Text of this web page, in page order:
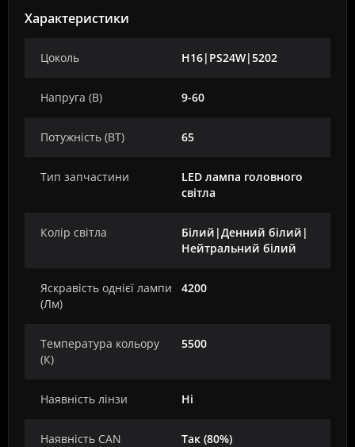
Характеристики
Цоколь H16|PS24W|5202
Напруга (В) 9-60
Потужність (ВТ) 65
Тип запчастини
LED лампа головного
світла
Колір світла
Білий|Денний білий|
Нейтральний білий
Яскравість однієї лампи
(Лм)
4200
Температура кольору
(К)
5500
Наявність лінзи Ні
Наявність CAN Так (80%)